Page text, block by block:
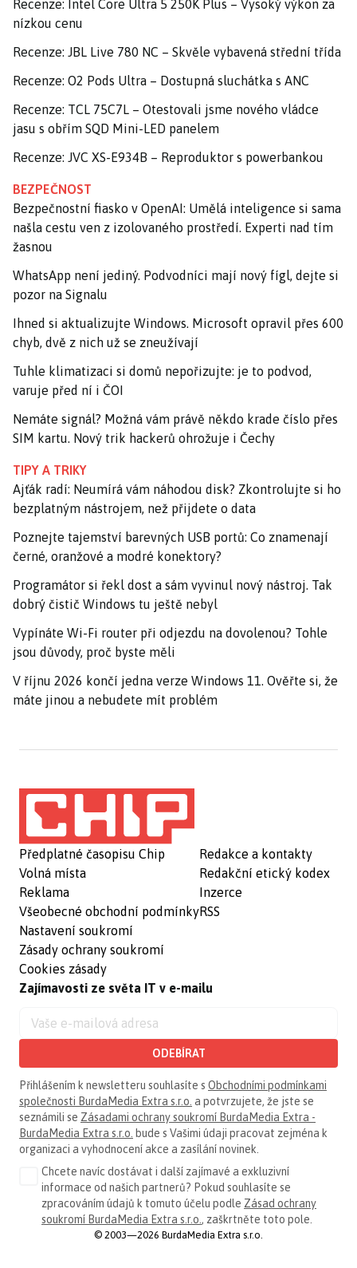
Recenze: Intel Core Ultra 5 250K Plus – Vysoký výkon za
nízkou cenu
Recenze: JBL Live 780 NC – Skvěle vybavená střední třída
Recenze: O2 Pods Ultra – Dostupná sluchátka s ANC
Recenze: TCL 75C7L – Otestovali jsme nového vládce
jasu s obřím SQD Mini-LED panelem
Recenze: JVC XS-E934B – Reproduktor s powerbankou
BEZPEČNOST
Bezpečnostní fiasko v OpenAI: Umělá inteligence si sama
našla cestu ven z izolovaného prostředí. Experti nad tím
žasnou
WhatsApp není jediný. Podvodníci mají nový fígl, dejte si
pozor na Signalu
Ihned si aktualizujte Windows. Microsoft opravil přes 600
chyb, dvě z nich už se zneužívají
Tuhle klimatizaci si domů nepořizujte: je to podvod,
varuje před ní i ČOI
Nemáte signál? Možná vám právě někdo krade číslo přes
SIM kartu. Nový trik hackerů ohrožuje i Čechy
TIPY A TRIKY
Ajťák radí: Neumírá vám náhodou disk? Zkontrolujte si ho
bezplatným nástrojem, než přijdete o data
Poznejte tajemství barevných USB portů: Co znamenají
černé, oranžové a modré konektory?
Programátor si řekl dost a sám vyvinul nový nástroj. Tak
dobrý čistič Windows tu ještě nebyl
Vypínáte Wi-Fi router při odjezdu na dovolenou? Tohle
jsou důvody, proč byste měli
V říjnu 2026 končí jedna verze Windows 11. Ověřte si, že
máte jinou a nebudete mít problém
Předplatné časopisu Chip
Volná místa
Reklama
Všeobecné obchodní podmínky
Nastavení soukromí
Zásady ochrany soukromí
Cookies zásady
Redakce a kontakty
Redakční etický kodex
Inzerce
RSS
Zajímavosti ze světa IT v e-mailu
ODEBÍRAT
Přihlášením k newsletteru souhlasíte s Obchodními podmínkami
společnosti BurdaMedia Extra s.r.o. a potvrzujete, že jste se
seznámili se Zásadami ochrany soukromí BurdaMedia Extra -
BurdaMedia Extra s.r.o. bude s Vašimi údaji pracovat zejména k
organizaci a vyhodnocení akce a zasílání novinek.
Chcete navíc dostávat i další zajímavé a exkluzivní
informace od našich partnerů? Pokud souhlasíte se
zpracováním údajů k tomuto účelu podle Zásad ochrany
soukromí BurdaMedia Extra s.r.o. , zaškrtněte toto pole.
© 2003—2026 BurdaMedia Extra s.r.o.